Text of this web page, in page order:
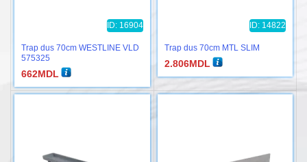
ID: 16904
Trap dus 70cm WESTLINE VLD
575325
662MDL
ID: 14822
Trap dus 70cm MTL SLIM
2.806MDL